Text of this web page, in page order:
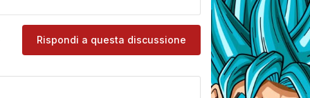
Rispondi a questa discussione